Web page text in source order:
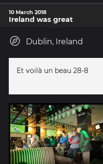
10 March 2018
Ireland was great
Dublin, Ireland
Et voilà un beau 28-8